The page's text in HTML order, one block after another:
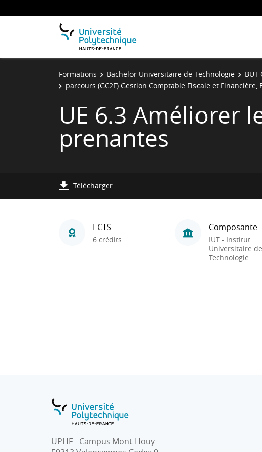
Formations Bachelor Universitaire de Technologie
parcours (GC2F) Gestion Comptable Fiscale et Financière,
UE 6.3 Améliorer
prenantes
Télécharger
ECTS
6 crédits
Composante
IUT - Institut
Universitaire de
Technologie
UPHF - Campus Mont Houy